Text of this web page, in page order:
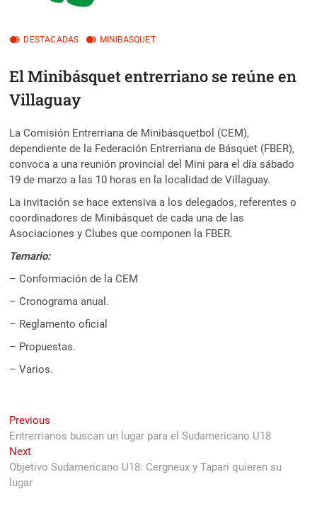
DESTACADAS MINIBASQUET
El Minibásquet entrerriano se reúne en
Villaguay
La Comisión Entrerriana de Minibásquetbol (CEM),
dependiente de la Federación Entrerriana de Básquet (FBER),
convoca a una reunión provincial del Mini para el día sábado
19 de marzo a las 10 horas en la localidad de Villaguay.
La invitación se hace extensiva a los delegados, referentes o
coordinadores de Minibásquet de cada una de las
Asociaciones y Clubes que componen la FBER.
Temario:
– Conformación de la CEM
– Cronograma anual.
– Reglamento oficial
– Propuestas.
– Varios.
Navegación
de
entradas
Previous
post:
Entrerrianos buscan un lugar para el Sudamericano U18
NextNext
post:
Objetivo Sudamericano U18: Cergneux y Tapari quieren su
lugar